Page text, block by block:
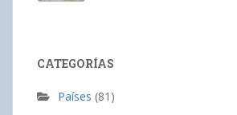
CATEGORÍAS
Países (81)